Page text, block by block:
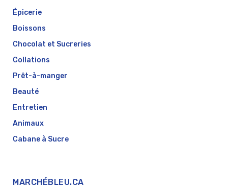
Épicerie
Boissons
Chocolat et Sucreries
Collations
Prêt-à-manger
Beauté
Entretien
Animaux
Cabane à Sucre
MARCHÉBLEU.CA